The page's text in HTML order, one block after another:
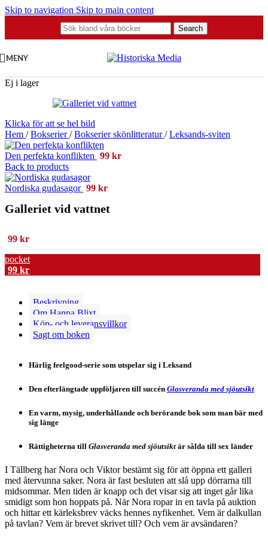
Skip to navigation Skip to main content
Search
MENY
Ej i lager
Klicka för att se hel bild
Hem / Bokserier/ Bokserier skönlitteratur/ Leksands-sviten
Den perfekta konflikten 99 kr
Back to products
Nordiska gudasagor 99 kr
Galleriet vid vattnet
99 kr
pocket
99 kr
Beskrivning
Om Hanna Blixt
Köp- och leveransvillkor
Sagt om boken
Härlig feelgood-serie som utspelar sig i Leksand
Den efterlängtade uppföljaren till succén Glasveranda med sjöutsikt
En varm, mysig, underhållande och berörande bok som man bär med
sig länge
Rättigheterna till Glasveranda med sjöutsikt är sålda till sex länder
I Tällberg har Nora och Viktor bestämt sig för att öppna ett galleri
med återvunna saker. Nora är fast besluten att slå upp dörrarna till
midsommar. Men tiden är knapp och det visar sig att inget går lika
smidigt som hon hoppats på. När Nora ropar in en tavla på auktion
och hittar ett kärleksbrev väcks hennes nyfikenhet. Vem är dalkullan
på tavlan? Vem är brevet skrivet till? Och vem är avsändaren?